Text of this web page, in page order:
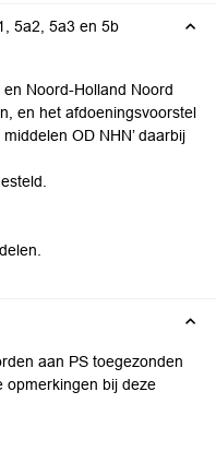
5a2, 5a3 en 5b
Noord-Holland Noord
en het afdoeningsvoorstel
OD NHN’ daarbij
aan PS toegezonden
opmerkingen bij deze